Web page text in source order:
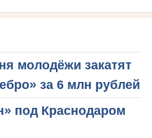
молодёжи закатят
за 6 млн рублей
под Краснодаром